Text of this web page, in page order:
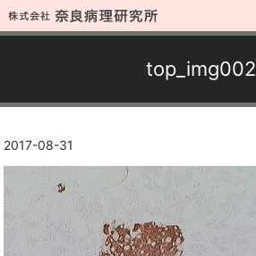
top_img002
2017-08-31